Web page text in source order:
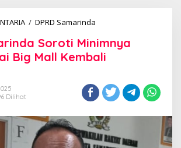
/ DPRD Samarinda
Soroti
Minimnya
Mitigasi
Big
Mall
Beroperasi
Soroti Minimnya
Big Mall Kembali
Dilihat